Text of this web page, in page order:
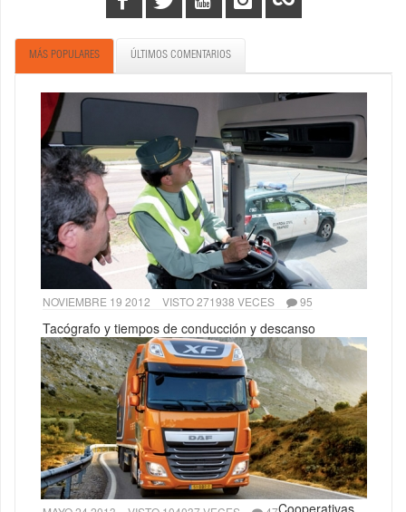
MÁS POPULARES ÚLTIMOS COMENTARIOS
NOVIEMBRE 19 2012 VISTO 271938 VECES 95
Tacógrafo y tiempos de conducción y descanso